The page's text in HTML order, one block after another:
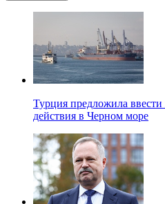
Турция предложила
действия в Черном море